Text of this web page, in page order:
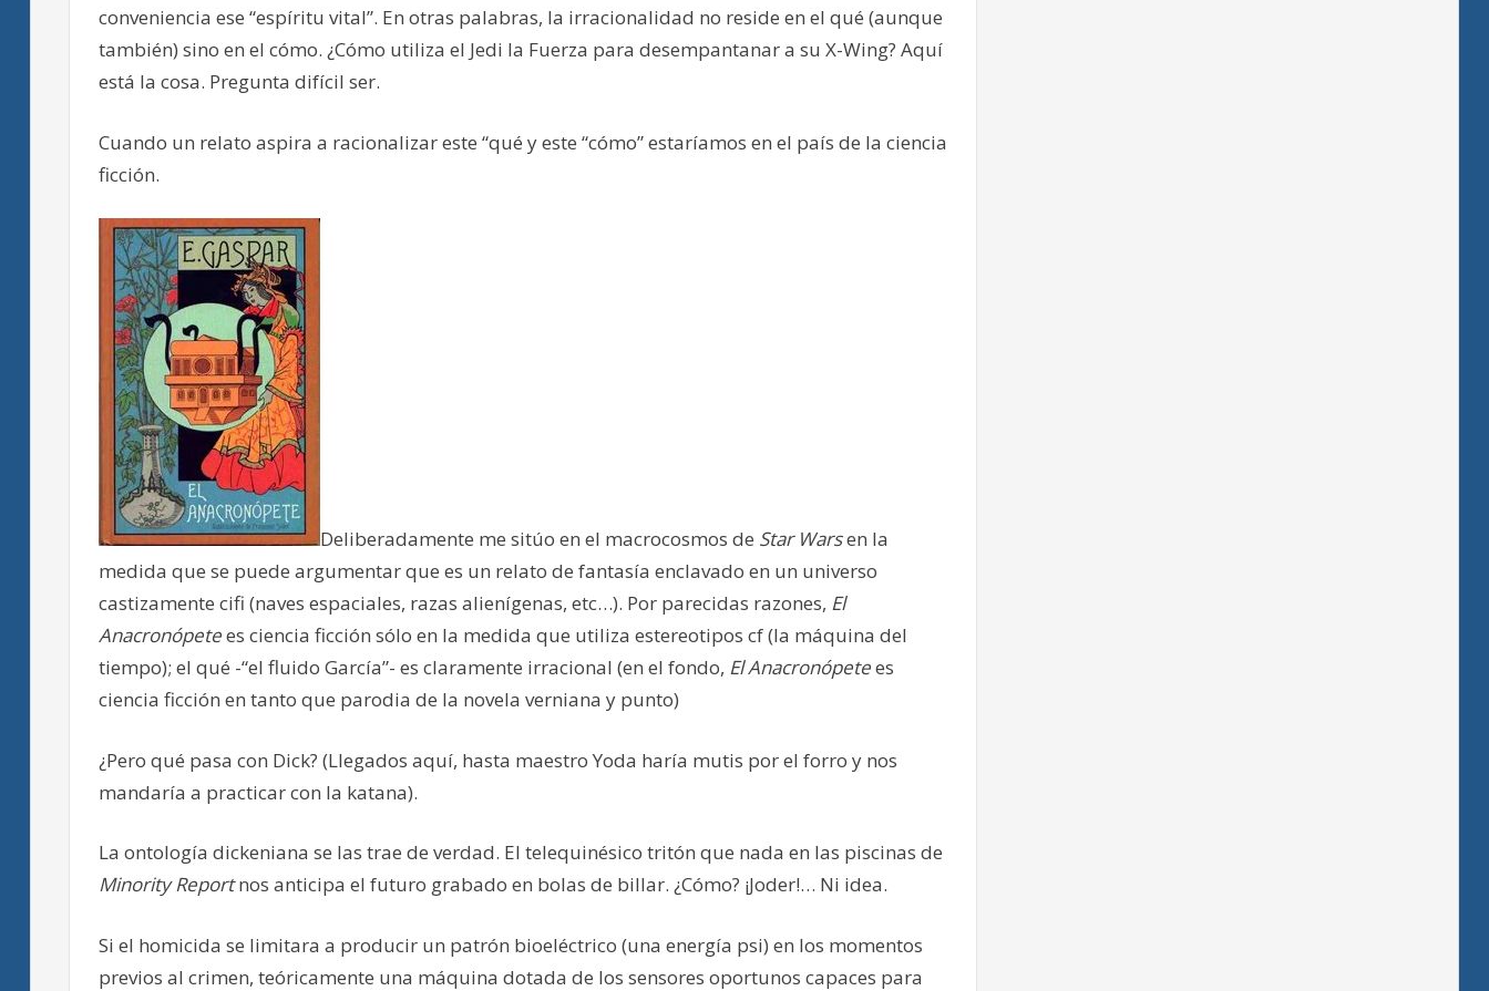
conveniencia ese “espíritu vital”. En otras palabras, la irracionalidad no reside en el qué (aunque
también) sino en el cómo. ¿Cómo utiliza el Jedi la Fuerza para desempantanar a su X-Wing? Aquí
está la cosa. Pregunta difícil ser.
Cuando un relato aspira a racionalizar este “qué y este “cómo” estaríamos en el país de la ciencia
ficción.
Deliberadamente me sitúo en el macrocosmos de Star Warsen la
medida que se puede argumentar que es un relato de fantasía enclavado en un universo
castizamente cifi (naves espaciales, razas alienígenas, etc…). Por parecidas razones, El
Anacronópetees ciencia ficción sólo en la medida que utiliza estereotipos cf (la máquina del
tiempo); el qué -“el fluido García”- es claramente irracional (en el fondo, El Anacronópetees
ciencia ficción en tanto que parodia de la novela verniana y punto)
¿Pero qué pasa con Dick? (Llegados aquí, hasta maestro Yoda haría mutis por el forro y nos
mandaría a practicar con la katana).
La ontología dickeniana se las trae de verdad. El telequinésico tritón que nada en las piscinas de
Minority Reportnos anticipa el futuro grabado en bolas de billar. ¿Cómo? ¡Joder!… Ni idea.
Si el homicida se limitara a producir un patrón bioeléctrico (una energía psi) en los momentos
previos al crimen, teóricamente una máquina dotada de los sensores oportunos capaces para